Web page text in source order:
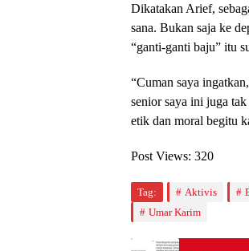
Dikatakan Arief,
sana. Bukan saja ke
“ganti-ganti baju” itu
“Cuman saya
senior saya ini juga
etik dan moral begitu
Post Views: 320
Tag: Aktivis
Umar Karim